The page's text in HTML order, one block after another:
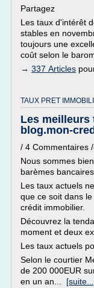
Partagez
Les taux d'intérêt
stables en
toujours une
coût selon le
→ 337 Articles
TAUX PRET
Les meilleurs
blog.mon-
/ 4 Commentaires
Nous sommes
barèmes
Les taux actuels
que ce soit dans
crédit immobilier.
Découvrez la
moment et deux
Les taux actuels
Selon le courtier
de 200 000EUR
en un an...